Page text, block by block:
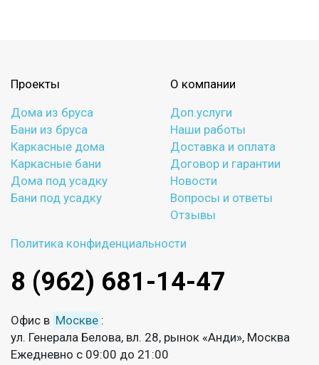
Проекты
Дома из бруса
Бани из бруса
Каркасные дома
Каркасные бани
Дома под усадку
Бани под усадку
О компании
Доп.услуги
Наши работы
Доставка и оплата
Договор и гарантии
Новости
Вопросы и ответы
Отзывы
Политика конфиденциальности
8 (962) 681-14-47
Офис в Москве :
ул. Генерала Белова, вл. 28, рынок «Анди», Москва
Ежедневно с 09:00 до 21:00